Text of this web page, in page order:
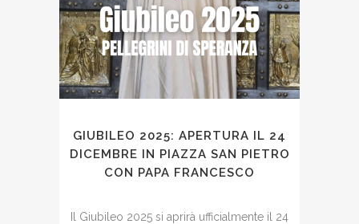
GIUBILEO 2025: APERTURA IL 24
DICEMBRE IN PIAZZA SAN PIETRO
CON PAPA FRANCESCO
Il Giubileo 2025 si aprirà ufficialmente il 24